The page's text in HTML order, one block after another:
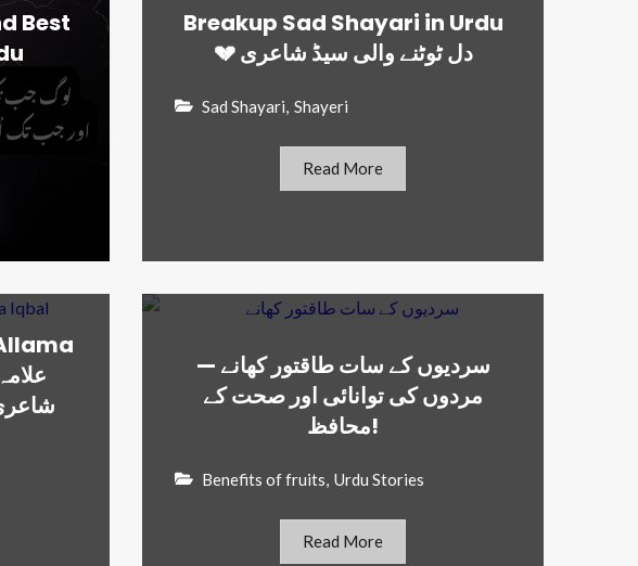
Best
Breakup Sad Shayari in Urdu
💔 دل ٹوٹنے والی سیڈ شاعری
Sad Shayari Shayeri
Read More
سردیوں کے سات طاقتور کھانے —
مردوں کی توانائی اور صحت کے
محافظ!
Benefits of fruits Urdu Stories
Read More